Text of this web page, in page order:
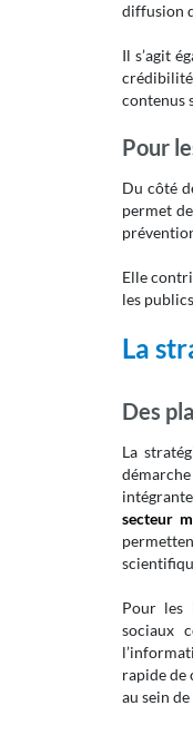
diffusion
Il s’agit
contenus
Pour
Du côté
permet
Elle
les
La
Des
La
secteur
Pour les
sociaux
rapide de
au sein de